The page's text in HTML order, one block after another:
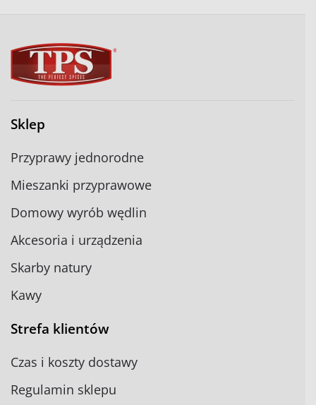
Sklep
Przyprawy jednorodne
Mieszanki przyprawowe
Domowy wyrób wędlin
Akcesoria i urządzenia
Skarby natury
Kawy
Strefa klientów
Czas i koszty dostawy
Regulamin sklepu